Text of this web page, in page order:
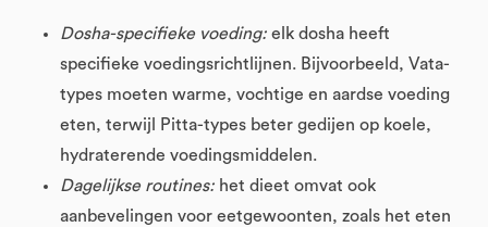
Dosha-specifieke voeding: elk dosha heeft
specifieke voedingsrichtlijnen. Bijvoorbeeld, Vata-
types moeten warme, vochtige en aardse voeding
eten, terwijl Pitta-types beter gedijen op koele,
hydraterende voedingsmiddelen.
Dagelijkse routines: het dieet omvat ook
aanbevelingen voor eetgewoonten, zoals het eten